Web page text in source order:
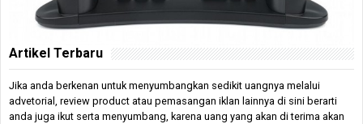
Artikel Terbaru
Jika anda berkenan untuk menyumbangkan sedikit uangnya melalui
advetorial, review product atau pemasangan iklan lainnya di sini berarti
anda juga ikut serta menyumbang, karena uang yang akan di terima akan